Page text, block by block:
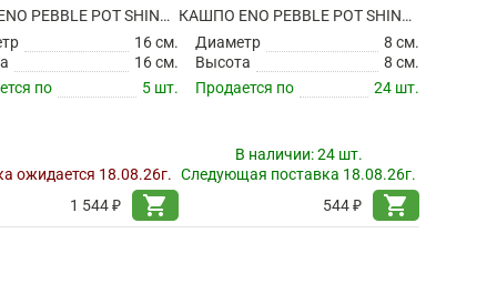
КАШПО ENO PEBBLE POT SHINY TERRA
16 см.
16 см.
по
5 шт.
ожидается 18.08.26г.
1 544 ₽
shopping_cart
КАШПО ENO PEBBLE POT SHINY TERRA
Диаметр
8 см.
Высота
8 см.
Продается по
24 шт.
В наличии:24 шт.
Следующая поставка 18.08.26г.
544 ₽
shopping_cart